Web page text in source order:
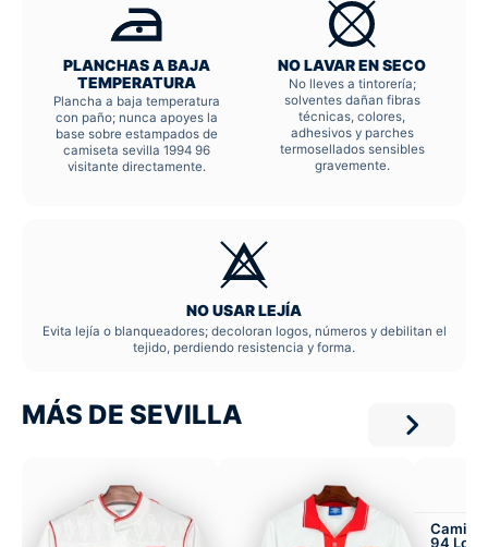
PLANCHAS A BAJA
TEMPERATURA
Plancha a baja temperatura
con paño; nunca apoyes la
base sobre estampados de
camiseta sevilla 1994 96
visitante directamente.
NO LAVAR EN SECO
No lleves a tintorería;
solventes dañan fibras
técnicas, colores,
adhesivos y parches
termosellados sensibles
gravemente.
NO USAR LEJÍA
Evita lejía o blanqueadores; decoloran logos, números y debilitan el
tejido, perdiendo resistencia y forma.
MÁS DE SEVILLA
94